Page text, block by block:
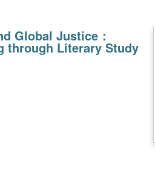
Global Justice：
through Literary Study